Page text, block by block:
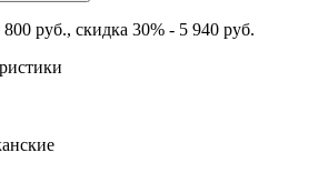
800 руб., скидка 30% - 5 940 руб.